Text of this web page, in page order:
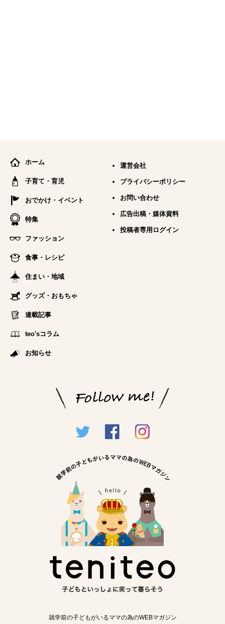
ホーム
子育て・育児
おでかけ・イベント
特集
ファッション
食事・レシピ
住まい・地域
グッズ・おもちゃ
連載記事
teo'sコラム
お知らせ
運営会社
プライバシーポリシー
お問い合わせ
広告出稿・媒体資料
投稿者専用ログイン
就学前の子どもがいるママの為のWEBマガジン